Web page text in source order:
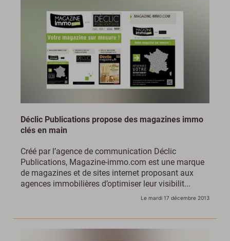
Déclic Publications propose des magazines immo
clés en main
Créé par l’agence de communication Déclic
Publications, Magazine-immo.com est une marque
de magazines et de sites internet proposant aux
agences immobilières d’optimiser leur visibilit...
Le mardi 17 décembre 2013